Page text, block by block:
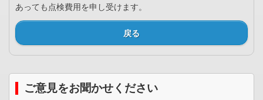
あっても点検費用を申し受けます。
戻る
ご意見をお聞かせください